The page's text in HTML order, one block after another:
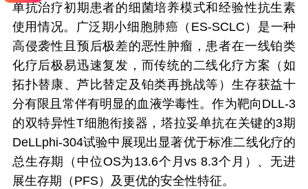
单抗治疗初期患者的细菌培养模式和经验性抗生素
使用情况。广泛期小细胞肺癌（ES-SCLC）是一种
高侵袭性且预后极差的恶性肿瘤，患者在一线铂类
化疗后极易迅速复发，而传统的二线化疗方案（如
拓扑替康、芦比替定及铂类再挑战等）生存获益十
分有限且常伴有明显的血液学毒性。作为靶向DLL-3
的双特异性T细胞衔接器，塔拉妥单抗在关键的3期
DeLLphi-304试验中展现出显著优于标准二线化疗的
总生存期（中位OS为13.6个月vs 8.3个月）、无进
展生存期（PFS）及更优的安全性特征。